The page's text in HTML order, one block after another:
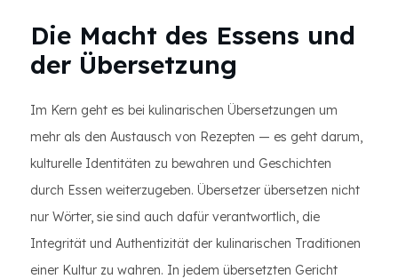
Die Macht des Essens und
der Übersetzung
Im Kern geht es bei kulinarischen Übersetzungen um
mehr als den Austausch von Rezepten — es geht darum,
kulturelle Identitäten zu bewahren und Geschichten
durch Essen weiterzugeben. Übersetzer übersetzen nicht
nur Wörter, sie sind auch dafür verantwortlich, die
Integrität und Authentizität der kulinarischen Traditionen
einer Kultur zu wahren. In jedem übersetzten Gericht